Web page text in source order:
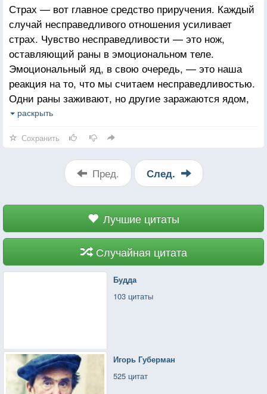
Страх — вот главное средство приручения. Каждый
случай несправедливого отношения усиливает
страх. Чувство несправедливости — это нож,
оставляющий раны в эмоциональном теле.
Эмоциональный яд, в свою очередь, — это наша
реакция на то, что мы считаем несправедливостью.
Одни раны заживают, но другие заражаются ядом,
причем яд этот накапливается. Когда
возникает потребность избавиться от него, — и мы
делаем это, «передавая» отраву кому-то другому.
Как именно это происходит? Прежде всего, мы
завладеваем чужим вниманием.
раскрыть
Сохранить
Пред. След.
Лучшие цитаты
Случайная цитата
Будда
103 цитаты
Игорь Губерман
525 цитат